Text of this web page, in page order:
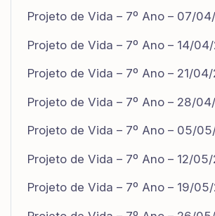
Projeto de Vida – 7º Ano – 07/
Projeto de Vida – 7º Ano – 14/
Projeto de Vida – 7º Ano – 21/
Projeto de Vida – 7º Ano – 28/
Projeto de Vida – 7º Ano – 05/
Projeto de Vida – 7º Ano – 12/
Projeto de Vida – 7º Ano – 19/